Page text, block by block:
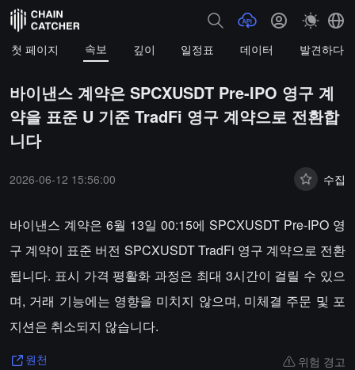
첫 페이지 속보 깊이 일정표 데이터 발견하다
바이낸스 계약은 SPCXUSDT Pre-IPO 영구 계
약을 표준 U 기준 TradFi 영구 계약으로 전환합
니다
2026-06-12 15:56:00 수집
바이낸스 계약은 6월 13일 00:15에 SPCXUSDT Pre-IPO 영
구 계약이 표준 버전 SPCXUSDT TradFi 영구 계약으로 전환
됩니다. 표시 가격 평활화 과정은 최대 3시간이 걸릴 수 있으
며, 거래 기능에는 영향을 미치지 않으며, 미체결 주문 및 포
지션은 취소되지 않습니다.
원천 위험 경고